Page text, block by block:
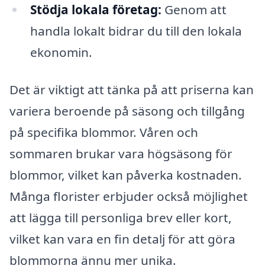
Stödja lokala företag: Genom att
handla lokalt bidrar du till den lokala
ekonomin.
Det är viktigt att tänka på att priserna kan
variera beroende på säsong och tillgång
på specifika blommor. Våren och
sommaren brukar vara högsäsong för
blommor, vilket kan påverka kostnaden.
Många florister erbjuder också möjlighet
att lägga till personliga brev eller kort,
vilket kan vara en fin detalj för att göra
blommorna ännu mer unika.